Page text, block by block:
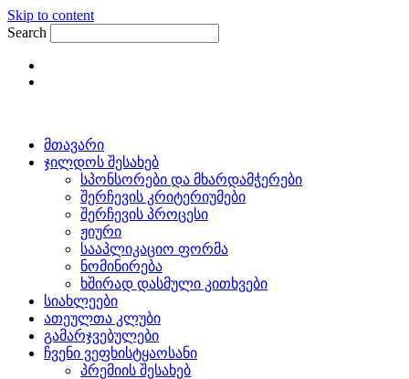
Skip to content
Search
მთავარი
ჯილდოს შესახებ
სპონსორები და მხარდამჭერები
შერჩევის კრიტერიუმები
შერჩევის პროცესი
ჟიური
სააპლიკაციო ფორმა
ნომინირება
ხშირად დასმული კითხვები
სიახლეები
ათეულთა კლუბი
გამარჯვებულები
ჩვენი ვეფხისტყაოსანი
პრემიის შესახებ